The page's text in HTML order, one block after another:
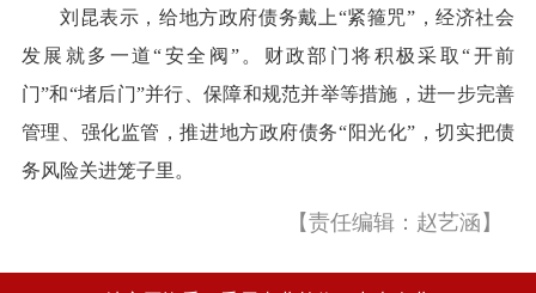
刘昆表示，给地方政府债务戴上“紧箍咒”，经济社会
发展就多一道“安全阀”。财政部门将积极采取“开前
门”和“堵后门”并行、保障和规范并举等措施，进一步完善
管理、强化监管，推进地方政府债务“阳光化”，切实把债
务风险关进笼子里。
【责任编辑：赵艺涵】